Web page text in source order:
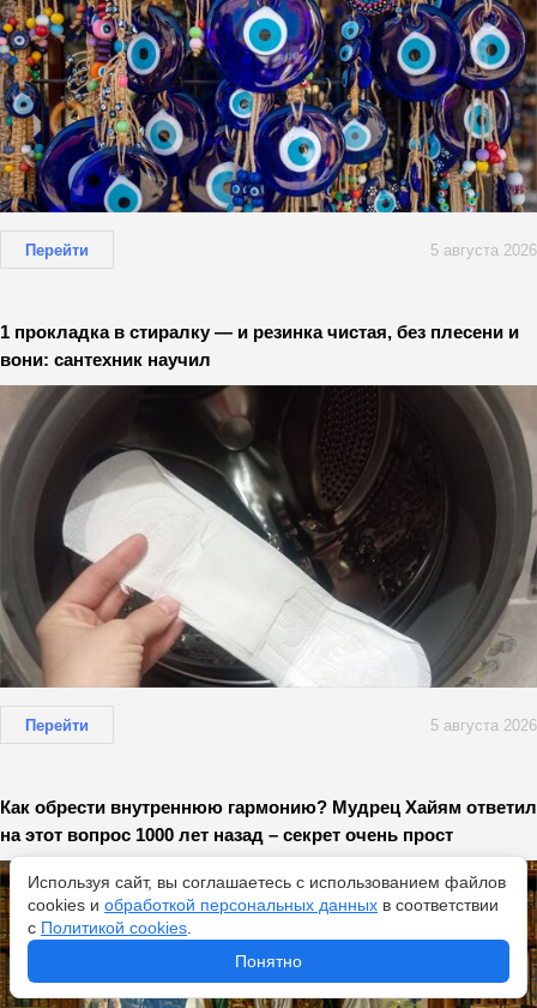
Перейти 5 августа 2026
1 прокладка в стиралку — и резинка чистая, без плесени и
вони: сантехник научил
Перейти 5 августа 2026
Как обрести внутреннюю гармонию? Мудрец Хайям ответил
на этот вопрос 1000 лет назад – секрет очень прост
Используя сайт, вы соглашаетесь с использованием файлов
cookies и обработкой персональных данных в соответствии
с Политикой cookies
Понятно